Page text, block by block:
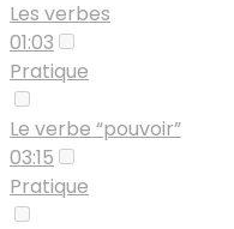
Les verbes
01:03
Pratique
Le verbe “pouvoir”
03:15
Pratique